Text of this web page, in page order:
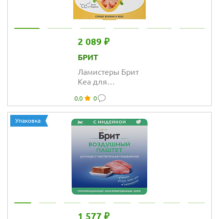
2 089 ₽
БРИТ
Ламистеры Брит
Кеа для
с индейкой и
креветками в
желе
0.0 0
Упаковка
1 577 ₽